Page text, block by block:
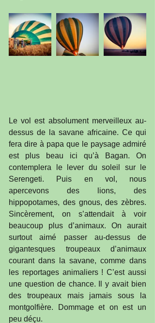
Le vol est absolument merveilleux au-
dessus de la savane africaine. Ce qui
fera dire à papa que le paysage admiré
est plus beau ici qu’à Bagan. On
contemplera le lever du soleil sur le
Serengeti. Puis en vol, nous
apercevons des lions, des
hippopotames, des gnous, des zèbres.
Sincèrement, on s’attendait à voir
beaucoup plus d’animaux. On aurait
surtout aimé passer au-dessus de
gigantesques troupeaux d’animaux
courant dans la savane, comme dans
les reportages animaliers ! C’est aussi
une question de chance. Il y avait bien
des troupeaux mais jamais sous la
montgolfière. Dommage et on est un
peu déçu.